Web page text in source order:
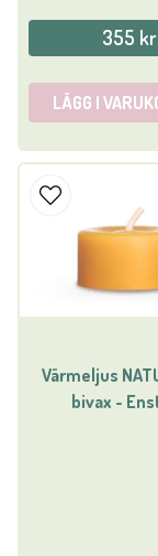
355 kr
LÄGG I
Värmeljus
bivax -